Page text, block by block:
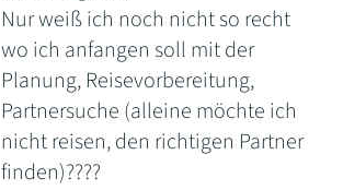
Nur weiß ich noch nicht so recht
wo ich anfangen soll mit der
Planung, Reisevorbereitung,
Partnersuche (alleine möchte ich
nicht reisen, den richtigen Partner
finden)????